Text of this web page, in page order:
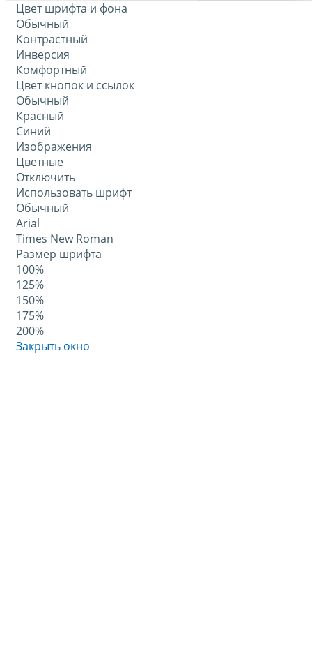
Цвет шрифта и фона
Обычный
Контрастный
Инверсия
Комфортный
Цвет кнопок и ссылок
Обычный
Красный
Синий
Изображения
Цветные
Отключить
Использовать шрифт
Обычный
Arial
Times New Roman
Размер шрифта
100%
125%
150%
175%
200%
Закрыть окно